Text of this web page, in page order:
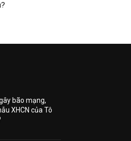
bão mạng,
XHCN của Tô